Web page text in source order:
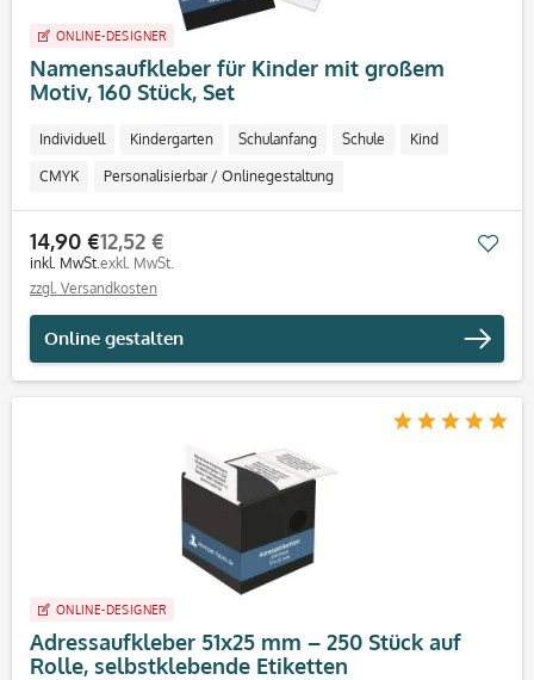
ONLINE-DESIGNER
Namensaufkleber für Kinder mit großem
Motiv, 160 Stück, Set
Individuell Kindergarten Schulanfang Schule Kind
CMYK Personalisierbar / Onlinegestaltung
14,90 €
inkl. MwSt.
12,52 €
exkl. MwSt.
zzgl. Versandkosten
Online gestalten
ONLINE-DESIGNER
Adressaufkleber 51x25 mm – 250 Stück auf
Rolle, selbstklebende Etiketten